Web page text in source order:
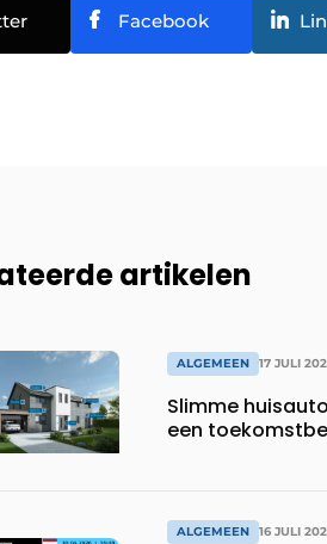
Facebook
artikelen
ALGEMEEN 17 JULI
Slimme
een
ALGEMEEN 16 JULI